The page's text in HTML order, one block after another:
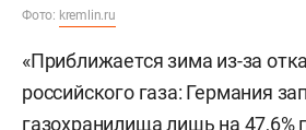
Фото: kremlin.ru
«Приближается зима из-за
российского газа: Германия
газохранилища лишь на 47,6%